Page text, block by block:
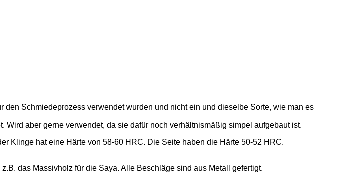
Schmiedeprozess verwendet wurden und nicht ein und dieselbe Sorte, wie man es
aber gerne verwendet, da sie dafür noch verhältnismäßig simpel aufgebaut ist.
Klinge hat eine Härte von 58-60 HRC. Die Seite haben die Härte 50-52 HRC.
das Massivholz für die Saya. Alle Beschläge sind aus Metall gefertigt.